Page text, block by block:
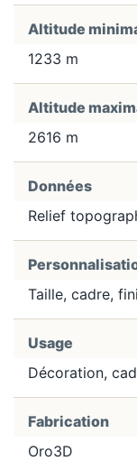
Altitude
1233 m
Altitude
2616 m
Données
Relief
Taille, cadre,
Usage
Décoration,
Fabrication
Oro3D